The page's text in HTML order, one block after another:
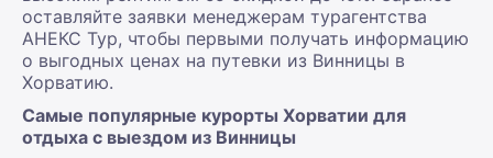
оставляйте заявки менеджерам турагентства
АНЕКС Тур, чтобы первыми получать информацию
о выгодных ценах на путевки из Винницы в
Хорватию.
Самые популярные курорты Хорватии для
отдыха с выездом из Винницы